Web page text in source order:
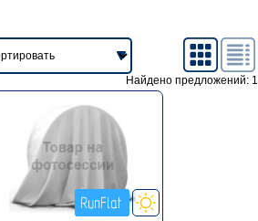
Найдено предложений: 1